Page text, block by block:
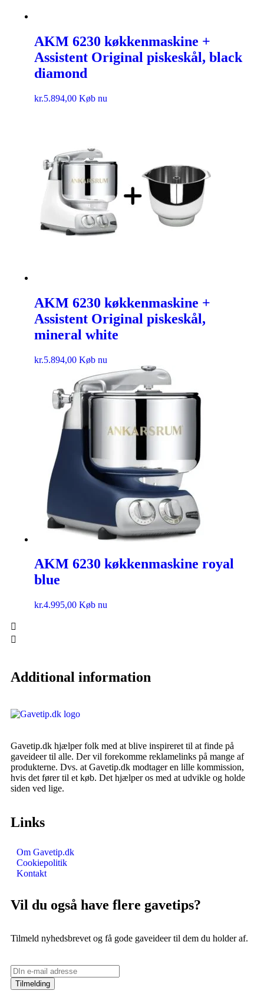
AKM 6230 køkkenmaskine +
Assistent Original piskeskål, black
diamond
kr.5.894,00 Køb nu
AKM 6230 køkkenmaskine +
Assistent Original piskeskål,
mineral white
kr.5.894,00 Køb nu
AKM 6230 køkkenmaskine royal
blue
kr.4.995,00 Køb nu
Additional information
Gavetip.dk hjælper folk med at blive inspireret til at finde på
gaveideer til alle. Der vil forekomme reklamelinks på mange af
produkterne. Dvs. at Gavetip.dk modtager en lille kommission,
hvis det fører til et køb. Det hjælper os med at udvikle og holde
siden ved lige.
Links
Om Gavetip.dk
Cookiepolitik
Kontakt
Vil du også have flere gavetips?
Tilmeld nyhedsbrevet og få gode gaveideer til dem du holder af.
Tilmelding